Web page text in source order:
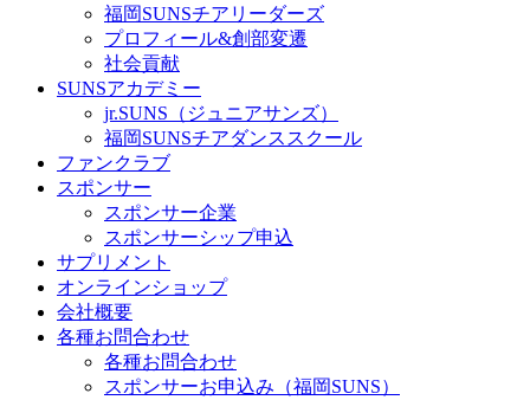
福岡SUNSチアリーダーズ
プロフィール&創部変遷
社会貢献
SUNSアカデミー
jr.SUNS（ジュニアサンズ）
福岡SUNSチアダンススクール
ファンクラブ
スポンサー
スポンサー企業
スポンサーシップ申込
サプリメント
オンラインショップ
会社概要
各種お問合わせ
各種お問合わせ
スポンサーお申込み（福岡SUNS）